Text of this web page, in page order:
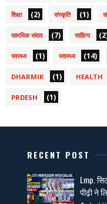
शिक्षा (2) संस्कृति (1)
सामयिक संवाद (7) साहित्य
स्वस्थ्य (1) स्वास्थ्य (14)
DHARMIK (1) HEALTH
PRDESH (1)
RECENT POST
Lmp.
पीढ़ी ने